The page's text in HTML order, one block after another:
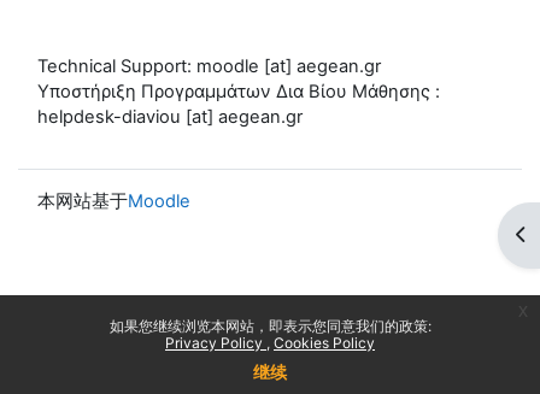
如果您继续浏览本网站，即表示您同意我们的政策:
Privacy Policy
Cookies Policy
继续
打
Technical Support: moodle [at] aegean.gr
Υποστήριξη Προγραμμάτων Δια Βίου Μάθησης :
helpdesk-diaviou [at] aegean.gr
本网站基于Moodle